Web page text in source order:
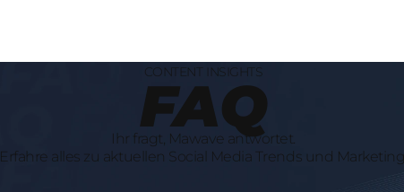
CONTENT INSIGHTS
FAQ
Ihr fragt, Mawave antwortet.
Erfahre alles zu aktuellen Social Media Trends und